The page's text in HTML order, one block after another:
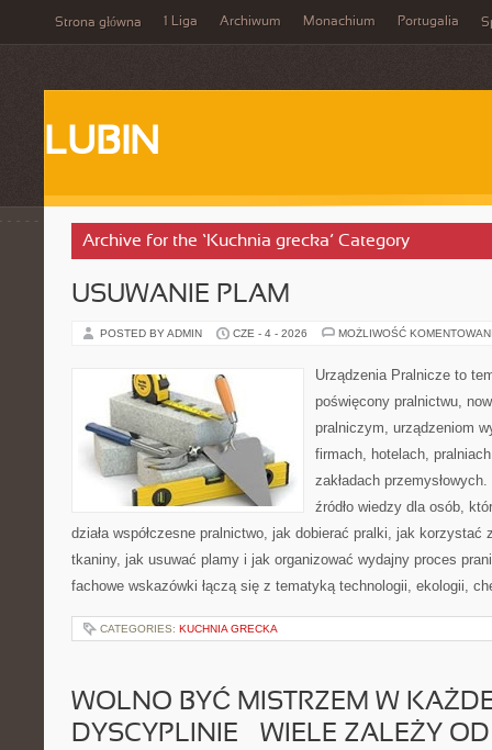
Strona główna 1 Liga Archiwum Monachium Portugalia
LUBIN
Archive for the ‘Kuchnia grecka’ Category
USUWANIE PLAM
POSTED BY ADMIN CZE - 4 - 2026 MOŻLIWOŚĆ
Urządzenia Pralnicze to
poświęcony pralnictwu,
pralniczym, urządzeniom
firmach, hotelach,
zakładach
źródło wiedzy dla osób,
działa współczesne pralnictwo, jak dobierać pralki, jak korzystać
tkaniny, jak usuwać plamy i jak organizować wydajny proces
fachowe wskazówki łączą się z tematyką technologii, ekologii,
CATEGORIES: KUCHNIA GRECKA
WOLNO BYĆ MISTRZEM W
DYSCYPLINIE – WIELE ZALEŻY